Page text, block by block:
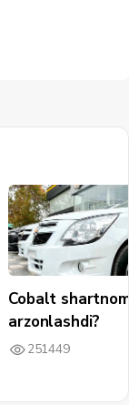
Cobalt
arzonlashdi?
251449